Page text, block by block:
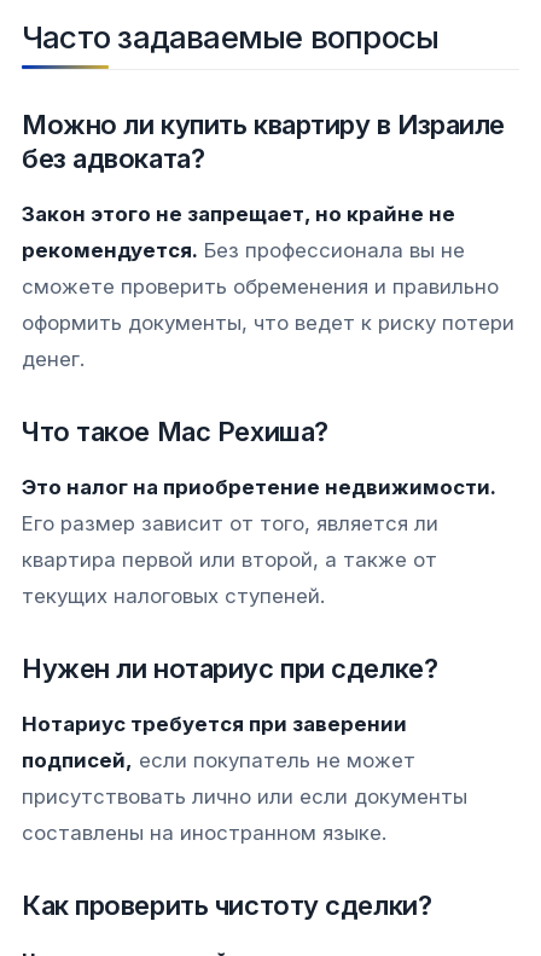
Часто задаваемые вопросы
Можно ли купить квартиру в Израиле
без адвоката?
Закон этого не запрещает, но крайне не
рекомендуется. Без профессионала вы не
сможете проверить обременения и правильно
оформить документы, что ведет к риску потери
денег.
Что такое Мас Рехиша?
Это налог на приобретение недвижимости.
Его размер зависит от того, является ли
квартира первой или второй, а также от
текущих налоговых ступеней.
Нужен ли нотариус при сделке?
Нотариус требуется при заверении
подписей, если покупатель не может
присутствовать лично или если документы
составлены на иностранном языке.
Как проверить чистоту сделки?